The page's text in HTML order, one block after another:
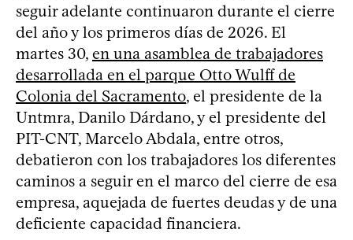
seguir adelante continuaron durante el cierre
del año y los primeros días de 2026. El
martes 30, en una asamblea de trabajadores
desarrollada en el parque Otto Wulff de
Colonia del Sacramento, el presidente de la
Untmra, Danilo Dárdano, y el presidente del
PIT-CNT, Marcelo Abdala, entre otros,
debatieron con los trabajadores los diferentes
caminos a seguir en el marco del cierre de esa
empresa, aquejada de fuertes deudas y de una
deficiente capacidad financiera.